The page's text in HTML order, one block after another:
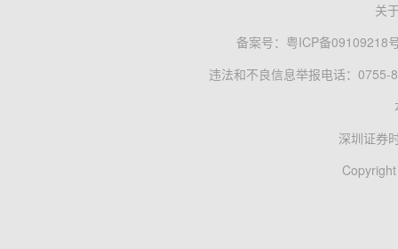
关
备案号： 粤ICP备09109218
违法和不良信息举报电话：0755-
深圳证券